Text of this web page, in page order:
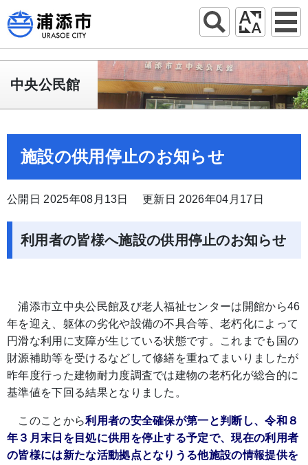
中央公民館
施設の供用停止のお知らせ
公開日 2025年08月13日 更新日 2026年04月17日
利用者の皆様へ施設の供用停止のお知らせ
浦添市立中央公民館及び老人福祉センターは開館から46
年を迎え、躯体の劣化や設備の不具合等、老朽化によって
円滑な利用に支障が生じている状態です。これまでも国の
財源補助等を受けるなどして修繕を重ねてまいりましたが
昨年度行った建物耐力度調査では建物の老朽化が総合的に
基準値を下回る結果となりました。
このことから利用者の安全確保が第一と判断し、令和８
年３月末日を目処に供用を停止する予定で、現在の利用者
の皆様には新たな活動拠点となりうる他施設の情報提供を